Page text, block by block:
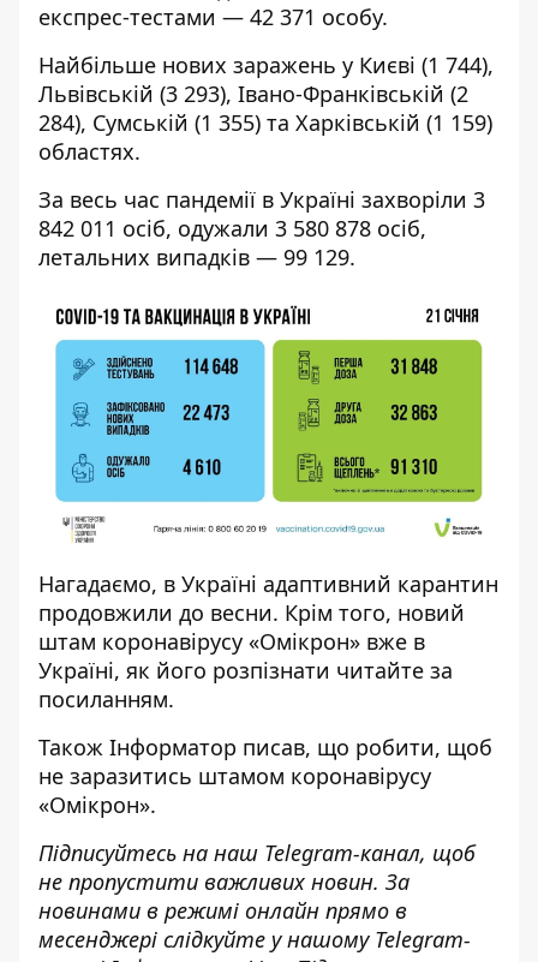
експрес-тестами — 42 371 особу.
Найбільше нових заражень у Києві (1 744),
Львівській (3 293), Івано-Франківській (2
284), Сумській (1 355) та Харківській (1 159)
областях.
За весь час пандемії в Україні захворіли 3
842 011 осіб, одужали 3 580 878 осіб,
летальних випадків — 99 129.
Нагадаємо, в Україні адаптивний карантин
продовжили до весни. Крім того, новий
штам коронавірусу «Омікрон» вже в
Україні, як його розпізнати читайте за
посиланням.
Також Інформатор писав, що робити, щоб
не заразитись штамом коронавірусу
«Омікрон».
Підписуйтесь на наш Telegram-канал, щоб
не пропустити важливих новин. За
новинами в режимі онлайн прямо в
месенджері слідкуйте у нашому Telegram-